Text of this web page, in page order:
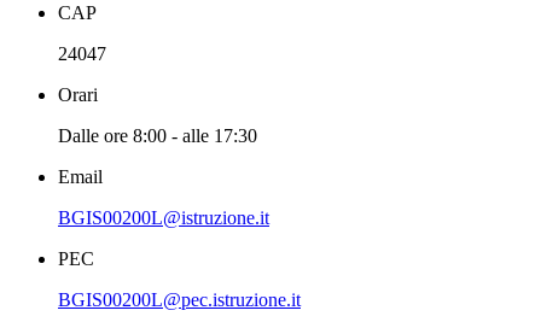
CAP
24047
Orari
Dalle ore 8:00 - alle 17:30
Email
BGIS00200L@istruzione.it
PEC
BGIS00200L@pec.istruzione.it